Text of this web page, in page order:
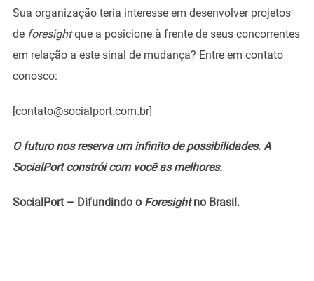
Sua organização teria interesse em desenvolver projetos
de foresightque a posicione à frente de seus concorrentes
em relação a este sinal de mudança? Entre em contato
conosco:
[contato@socialport.com.br]
O futuro nos reserva um infinito de possibilidades. A
SocialPort constrói com você as melhores.
SocialPort – Difundindo o Foresightno Brasil.